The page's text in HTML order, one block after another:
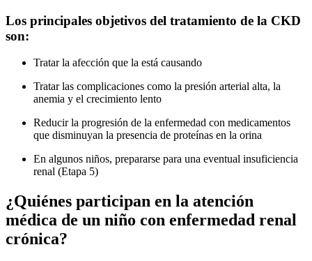
Los principales objetivos del tratamiento de la CKD
son:
Tratar la afección que la está causando
Tratar las complicaciones como la presión arterial alta, la
anemia y el crecimiento lento
Reducir la progresión de la enfermedad con medicamentos
que disminuyan la presencia de proteínas en la orina
En algunos niños, prepararse para una eventual insuficiencia
renal (Etapa 5)
¿Quiénes participan en la atención
médica de un niño con enfermedad renal
crónica?